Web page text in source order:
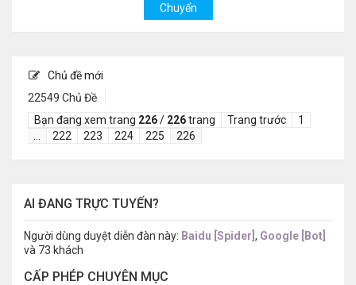
Chủ đề mới
22549 Chủ Đề
Bạn đang xem trang 226/ 226trang Trang trước
1
222 223 224 225 226
AI ĐANG TRỰC TUYẾN?
Người dùng duyệt diễn đàn này: Baidu [Spider] , Google [Bot]
và 73 khách
CẤP PHÉP CHUYÊN MỤC